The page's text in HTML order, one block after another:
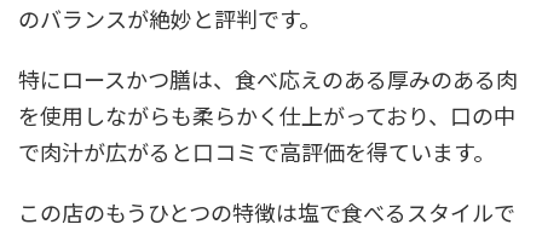
のバランスが絶妙と評判です。
特にロースかつ膳は、食べ応えのある厚みのある肉
を使用しながらも柔らかく仕上がっており、口の中
で肉汁が広がると口コミで高評価を得ています。
この店のもうひとつの特徴は塩で食べるスタイルで